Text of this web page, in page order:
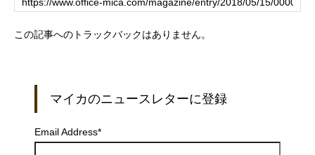
この記事へのトラックバックはありません。
マイカのニュースレターに登録
Email Address*